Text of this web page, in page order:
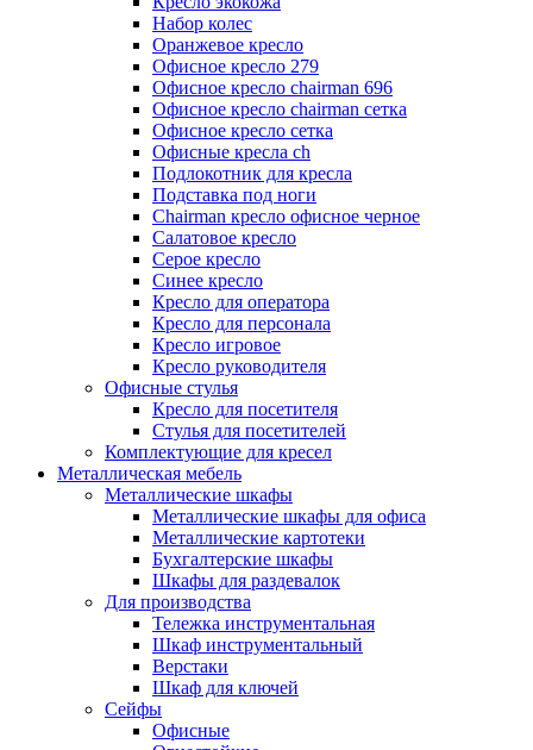
Набор колес
Оранжевое кресло
Офисное кресло 279
Офисное кресло chairman 696
Офисное кресло chairman сетка
Офисное кресло сетка
Офисные кресла ch
Подлокотник для кресла
Подставка под ноги
Сhairman кресло офисное черное
Салатовое кресло
Серое кресло
Синее кресло
Кресло для оператора
Кресло для персонала
Кресло игровое
Кресло руководителя
Офисные стулья
Кресло для посетителя
Стулья для посетителей
Комплектующие для кресел
Металлическая мебель
Металлические шкафы
Металлические шкафы для офиса
Металлические картотеки
Бухгалтерские шкафы
Шкафы для раздевалок
Для производства
Тележка инструментальная
Шкаф инструментальный
Верстаки
Шкаф для ключей
Сейфы
Офисные